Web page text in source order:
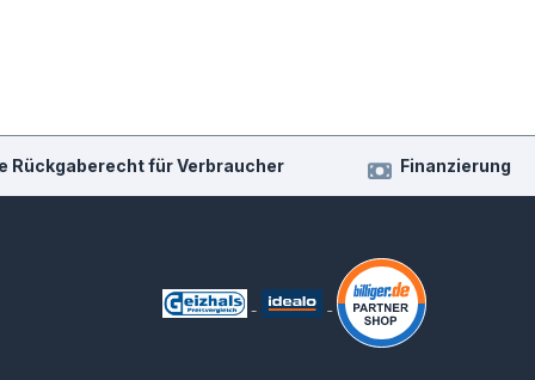
Rückgaberecht für Verbraucher Finanzierung